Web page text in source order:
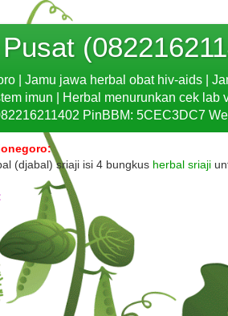
| Jamu jawa herbal obat hiv-aids |
imun | Herbal menurunkan cek
PinBBM: 5CEC3DC7
(djabal) sriaji isi 4 bungkus herbal sriaji